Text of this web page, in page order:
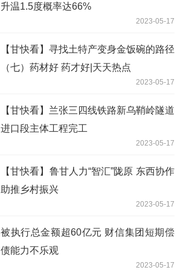
升温1.5度概率达66%
2023-05-17
【甘快看】寻找土特产变身金饭碗的路径
（七）药材好 药才好|天天热点
2023-05-17
【甘快看】兰张三四线铁路新乌鞘岭隧道
进口段主体工程完工
2023-05-17
【甘快看】鲁甘人力“智汇”陇原 东西协作
助推乡村振兴
2023-05-17
被执行总金额超60亿元 财信集团短期偿
债能力不乐观
2023-05-17